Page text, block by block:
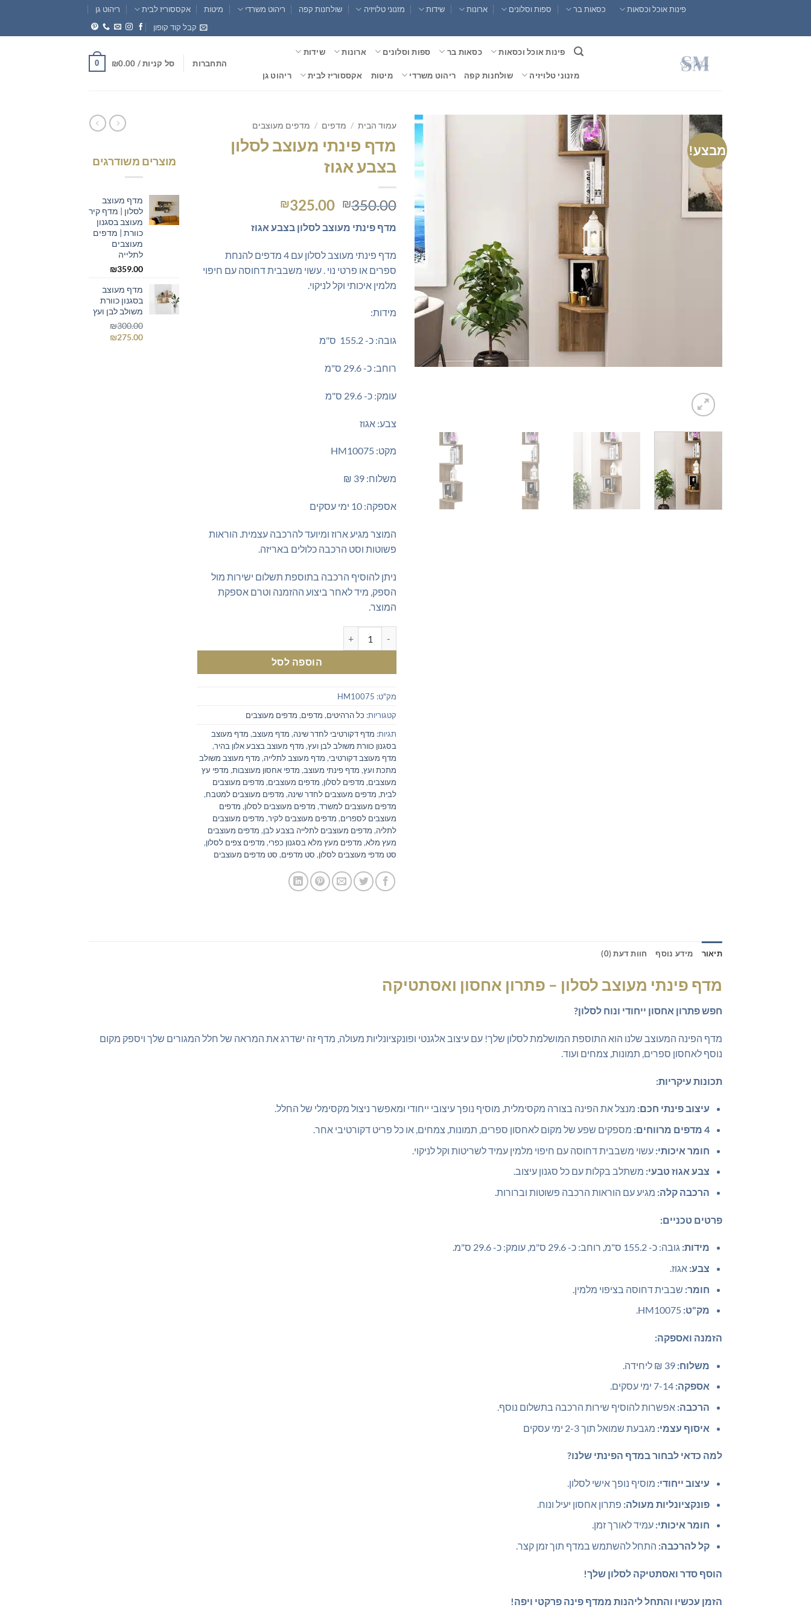
content
פינות אוכל וכסאות כסאות בר ספות וסלונים ארונות שידות מזנוני טלויזיה שולחנות קפה ריהוט משרדי מיטות אקססוריז לבית
ריהוט גן
קבל קוד קופון
פינות אוכל וכסאות כסאות בר ספות וסלונים ארונות שידות
מזנוני טלויזיה שולחנות קפה ריהוט משרדי מיטות אקססוריז לבית ריהוט גן
התחברות סל קניות / ₪0.00
0
מבצע!
עמוד הבית / מדפים / מדפים מעוצבים
מדף פינתי מעוצב לסלון
בצבע אגוז
₪350.00
המחיר
היה:
₪350.00.
₪325.00
הוא:
₪325.00.
מדף פינתי מעוצב לסלון בצבע אגוז
מדף פינתי מעוצב לסלון עם 4 מדפים להנחת
ספרים או פרטי נוי . עשוי משבבית דחוסה עם חיפוי
מלמין איכותי וקל לניקוי.
מידות:
גובה: כ- 155.2 ס"מ
רוחב: כ- 29.6 ס"מ
עומק: כ- 29.6 ס"מ
צבע: אגוז
מקט: HM10075
משלוח: 39 ₪
אספקה: 10 ימי עסקים
המוצר מגיע ארוז ומיועד להרכבה עצמית. הוראות
פשוטות וסט הרכבה כלולים באריזה.
ניתן להוסיף הרכבה בתוספת תשלום ישירות מול
הספק, מיד לאחר ביצוע ההזמנה וטרם אספקת
המוצר.
הוספה לסל
מק"ט: HM10075
קטגוריות: כל הרהיטים, מדפים, מדפים מעוצבים
תגיות: מדף דקורטיבי לחדר שינה, מדף מעוצב, מדף מעוצב
בסגנון כוורת משולב לבן ועץ, מדף מעוצב בצבע אלון בהיר,
מדף מעוצב דקורטיבי, מדף מעוצב לתלייה, מדף מעוצב משולב
מתכת ועץ, מדף פינתי מעוצב, מדפי אחסון מעוצבות, מדפי עץ
מעוצבים, מדפים לסלון, מדפים מעוצבים, מדפים מעוצבים
לבית, מדפים מעוצבים לחדר שינה, מדפים מעוצבים למטבח,
מדפים מעוצבים למשרד, מדפים מעוצבים לסלון, מדפים
מעוצבים לספרים, מדפים מעוצבים לקיר, מדפים מעוצבים
לתליה, מדפים מעוצבים לתלייה בצבע לבן, מדפים מעוצבים
מעץ מלא, מדפים מעץ מלא בסגנון כפרי, מדפים צפים לסלון,
סט מדפי מעוצבים לסלון, סט מדפים, סט מדפים מעוצבים
מוצרים משודרגים
מדף מעוצב
לסלון | מדף קיר
מעוצב בסגנון
כוורת | מדפים
מעוצבים
לתלייה
₪359.00
מדף מעוצב
בסגנון כוורת
משולב לבן ועץ
₪300.00
המחיר ₪275.00
תיאור מידע נוסף חוות דעת (0)
מדף פינתי מעוצב לסלון – פתרון אחסון ואסתטיקה
חפש פתרון אחסון ייחודי ונוח לסלון?
מדף הפינה המעוצב שלנו הוא התוספת המושלמת לסלון שלך! עם עיצוב אלגנטי ופונקציונליות מעולה, מדף זה ישדרג את המראה של חלל המגורים שלך ויספק מקום
נוסף לאחסון ספרים, תמונות, צמחים ועוד.
תכונות עיקריות:
עיצוב פינתי חכם: מנצל את הפינה בצורה מקסימלית, מוסיף נופך עיצובי ייחודי ומאפשר ניצול מקסימלי של החלל.
4 מדפים מרווחים:
מספקים שפע של מקום לאחסון ספרים, תמונות, צמחים, או כל פריט דקורטיבי אחר.
חומר איכותי: עשוי משבבית דחוסה עם חיפוי מלמין עמיד לשריטות וקל לניקוי.
צבע אגוז טבעי: משתלב בקלות עם כל סגנון עיצוב.
הרכבה קלה: מגיע עם הוראות הרכבה פשוטות וברורות.
פרטים טכניים:
מידות: גובה: כ- 155.2 ס"מ, רוחב: כ- 29.6 ס"מ, עומק: כ- 29.6 ס"מ.
צבע: אגוז.
חומר: שבבית דחוסה בציפוי מלמין.
מק"ט:
הזמנה ואספקה:
משלוח:
אספקה:
הרכבה: אפשרות להוסיף שירות הרכבה בתשלום נוסף.
איסוף עצמי: מגבעת שמואל תוך 2-3 ימי עסקים
למה כדאי לבחור במדף הפינתי שלנו?
עיצוב ייחודי: מוסיף נופך אישי לסלון.
פונקציונליות מעולה: פתרון אחסון יעיל ונוח.
חומר איכותי: עמיד לאורך זמן.
קל להרכבה: התחל להשתמש במדף תוך זמן קצר.
הוסף סדר ואסתטיקה לסלון שלך!
הזמן עכשיו והתחל ליהנות ממדף פינה פרקטי ויפה!